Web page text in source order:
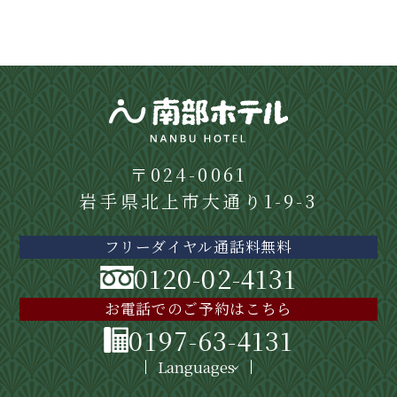
〒024-0061
岩手県北上市大通り1-9-3
フリーダイヤル通話料無料
0120-02-4131
お電話でのご予約はこちら
0197-63-4131
Languages